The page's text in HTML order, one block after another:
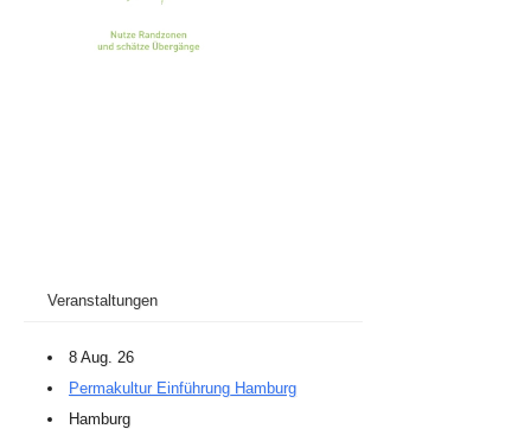
Veranstaltungen
8 Aug. 26
Permakultur Einführung Hamburg
Hamburg